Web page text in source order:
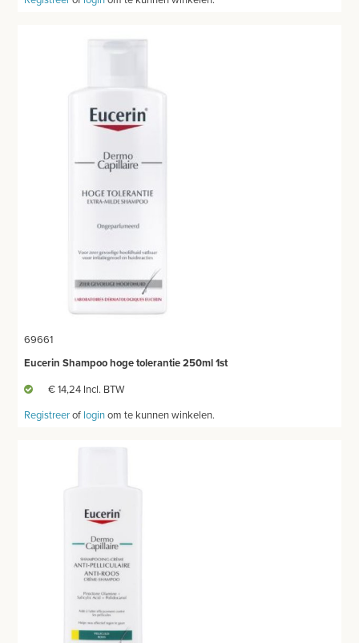
69661
Eucerin Shampoo hoge tolerantie 250ml 1st
€ 14,24 Incl. BTW
Registreerof loginom te kunnen winkelen.